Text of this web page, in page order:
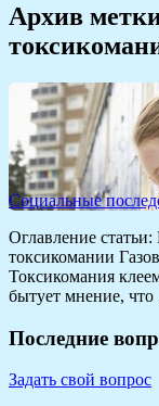
Архив
Социальные
Оглавление
токсикомании
Токсикомания
бытует мнение,
Последние
Задать свой вопрос